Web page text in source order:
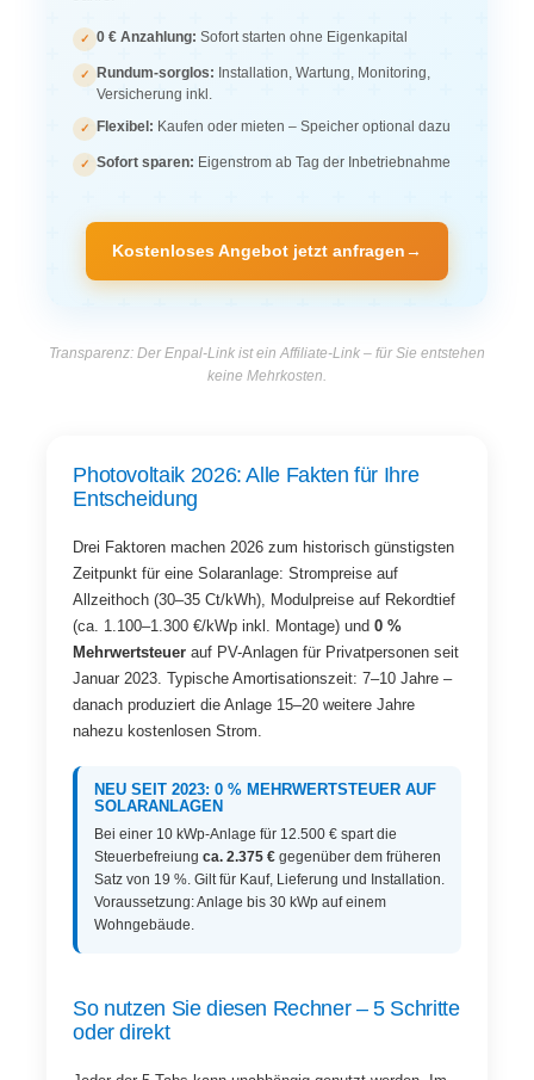
✓ 0 € Anzahlung: Sofort starten ohne Eigenkapital
✓ Rundum-sorglos: Installation, Wartung, Monitoring,
Versicherung inkl.
✓ Flexibel: Kaufen oder mieten – Speicher optional dazu
✓ Sofort sparen: Eigenstrom ab Tag der Inbetriebnahme
Kostenloses Angebot jetzt anfragen→
Transparenz: Der Enpal-Link ist ein Affiliate-Link – für Sie entstehen
keine Mehrkosten.
Photovoltaik 2026: Alle Fakten für Ihre
Entscheidung
Drei Faktoren machen 2026 zum historisch günstigsten
Zeitpunkt für eine Solaranlage: Strompreise auf
Allzeithoch (30–35 Ct/kWh), Modulpreise auf Rekordtief
(ca. 1.100–1.300 €/kWp inkl. Montage) und0 %
Mehrwertsteuer auf PV-Anlagen für Privatpersonen seit
Januar 2023. Typische Amortisationszeit: 7–10 Jahre –
danach produziert die Anlage 15–20 weitere Jahre
nahezu kostenlosen Strom.
NEU SEIT 2023: 0 % MEHRWERTSTEUER AUF
SOLARANLAGEN
Bei einer 10 kWp-Anlage für 12.500 € spart die
Steuerbefreiung ca. 2.375 €gegenüber dem früheren
Satz von 19 %. Gilt für Kauf, Lieferung und Installation.
Voraussetzung: Anlage bis 30 kWp auf einem
Wohngebäude.
So nutzen Sie diesen Rechner – 5 Schritte
oder direkt